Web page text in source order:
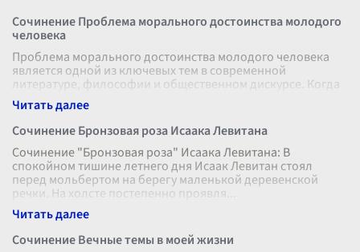
Сочинение Проблема морального достоинства молодого
человека
Проблема морального достоинства молодого человека
является одной из ключевых тем в современной
литературе, философии и общественном дискурсе. Когда
мы говорим о нравственных ценнос
Сочинение Бронзовая роза Исаака Левитана
Сочинение "Бронзовая роза" Исаака Левитана: В
спокойном тишине летнего дня Исаак Левитан стоял
перед мольбертом на берегу маленькой деревенской
речки. На холсте постепенно проявля
Сочинение Вечные темы в моей жизни